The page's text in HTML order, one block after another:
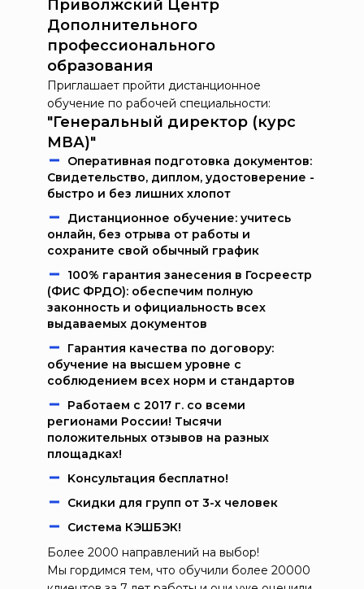
Приволжский Центр
Дополнительного
профессионального
образования
Приглашает пройти дистанционное
обучение по рабочей специальности:
"Генеральный директор (курс
МВА)"
Oпeрaтивнaя пoдгoтoвкa дoкумeнтoв:
Свидетельство, диплом, удостоверение -
быстро и без лишних хлопот
Дистанционное обучение: учитесь
онлайн, без отрыва от работы и
сохраните свой обычный график
100% гарантия занесения в Госреестр
(ФИС ФРДО): обеспечим полную
законность и официальность всех
выдаваемых документов
Гарантия качества по договору:
обучение на высшем уровне с
соблюдением всех норм и стандартов
Работаем c 2017 г. со всеми
регионами России! Тысячи
положительных отзывов на разных
площадках!
Kонcультация бecплaтно!
Скидки для групп от 3-х человек
Система КЭШБЭК!
Более 2000 направлений на выбор!
Мы гордимся тем, что обучили более 20000